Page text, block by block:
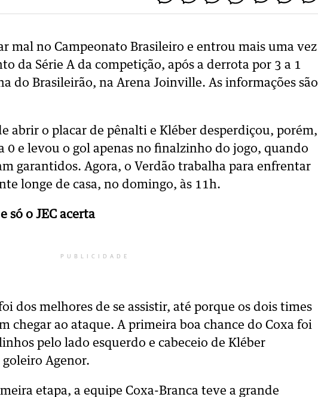
mal no Campeonato Brasileiro e entrou mais uma vez
da Série A da competição, após a derrota por 3 a 1
do Brasileirão, na Arena Joinville. As informações são
abrir o placar de pênalti e Kléber desperdiçou, porém,
0 e levou o gol apenas no finalzinho do jogo, quando
garantidos. Agora, o Verdão trabalha para enfrentar
longe de casa, no domingo, às 11h.
só o JEC acerta
PUBLICIDADE
dos melhores de se assistir, até porque os dois times
chegar ao ataque. A primeira boa chance do Coxa foi
pelo lado esquerdo e cabeceio de Kléber
Agenor.
etapa, a equipe Coxa-Branca teve a grande